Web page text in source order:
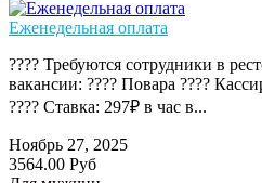
Еженедельная оплата
???? Требуются сотрудники в
вакансии: ???? Повара ????
???? Ставка: 297₽ в час в...
Ноябрь 27, 2025
3564.00 Руб